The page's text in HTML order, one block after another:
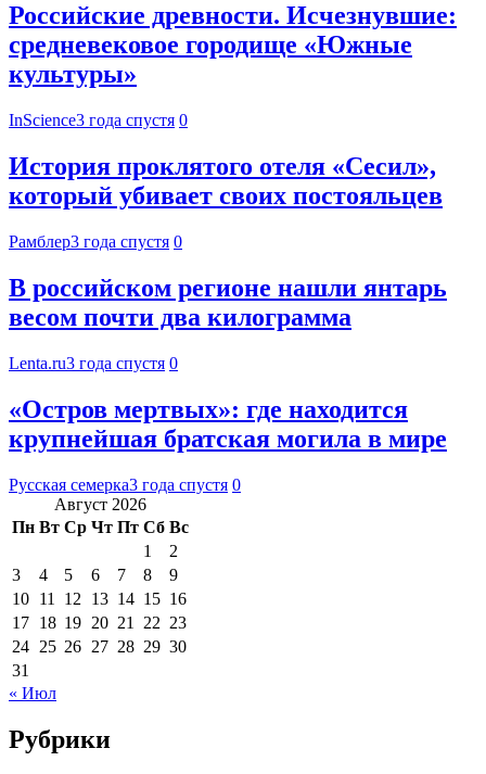
Российские древности. Исчезнувшие:
средневековое городище «Южные
культуры»
InScience3 года спустя 0
История проклятого отеля «Сесил»,
который убивает своих постояльцев
Рамблер3 года спустя 0
В российском регионе нашли янтарь
весом почти два килограмма
Lenta.ru3 года спустя 0
«Остров мертвых»: где находится
крупнейшая братская могила в мире
Русская семерка3 года спустя 0
Август 2026
Пн Вт Ср Чт Пт Сб Вс
1
2
3
4 5 6 7 8
9
10 11 12 13 14 15 16
17 18 19 20 21 22 23
24 25 26 27 28 29 30
31
« Июл
Рубрики